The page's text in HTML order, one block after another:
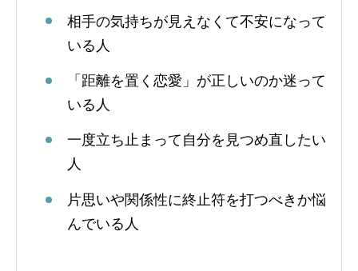
相手の気持ちが見えなくて不安になって
いる人
「距離を置く恋愛」が正しいのか迷って
いる人
一度立ち止まって自分を見つめ直したい
人
片思いや関係性に終止符を打つべきか悩
んでいる人